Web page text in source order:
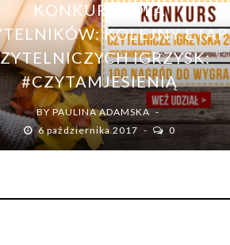
KONKURSY DLA
KOLEJNY ETAP
IGRZYSK:
#CZYTAMJESIENIĄ
BY PAULINA ADAMSKA
6 października 2017
0